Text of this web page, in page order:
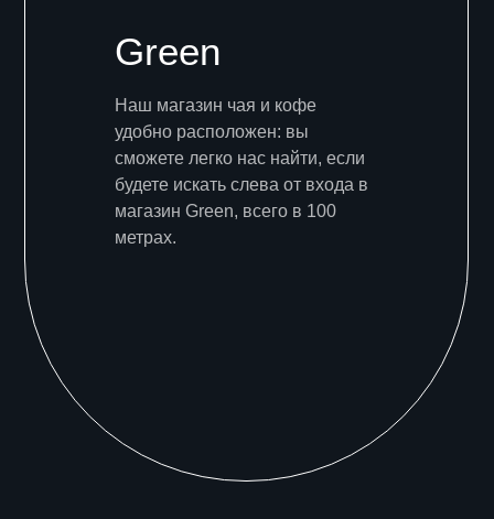
Наш магазин чая и кофе
удобно расположен: вы
сможете легко нас найти, если
будете искать слева от входа в
магазин Green, всего в 100
метрах.
Green